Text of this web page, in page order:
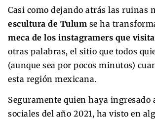
Casi como dejando atrás las ruinas
escultura de Tulum se ha
meca de los instagramers que
otras palabras, el sitio que todos
(aunque sea por pocos minutos)
esta región mexicana.
Seguramente quien haya ingresado
sociales del año 2021, ha visto en